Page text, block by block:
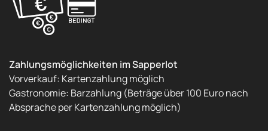
Zahlungsmöglichkeiten im Sapperlot
Vorverkauf: Kartenzahlung möglich
Gastronomie: Barzahlung (Beträge über 100 Euro nach
Absprache per Kartenzahlung möglich)